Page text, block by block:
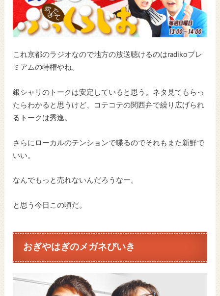
これ京都のラジオなので地方の放送聴けるのはradikoプレ
ミアムの特権やね。
銀シャリのトークは安定していると思う。ネタ見てもらっ
たらわかると思うけど、コテコテの関西弁で繰り広げられ
るトークは秀逸。
さらにローカルのテンションで喋るのでそれもまた新鮮で
いい。
なんでもっと売れないんだろうなー。
と思う今日この頃だ。
おぎやはぎのメガネびいき